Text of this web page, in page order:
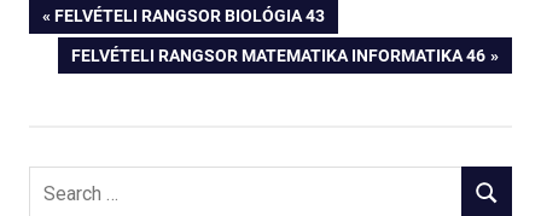
Bejegyzés
navigáció
PREVIOUS
POST:
FELVÉTELI RANGSOR BIOLÓGIA 43
NEXT
FELVÉTELI RANGSOR MATEMATIKA INFORMATIKA 46
Search
SEARCH